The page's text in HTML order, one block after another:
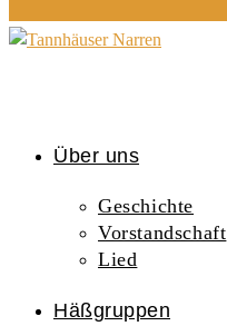
Über uns
Geschichte
Vorstandschaft
Lied
Häßgruppen